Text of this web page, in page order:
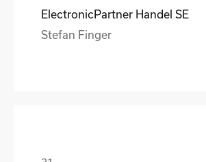
ElectronicPartner Handel SE
Stefan Finger